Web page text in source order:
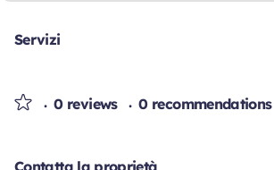
Servizi
0 reviews 0 recommendations
Contatta la proprietà